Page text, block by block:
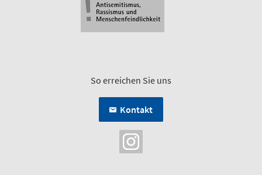
So erreichen Sie uns
Kontakt